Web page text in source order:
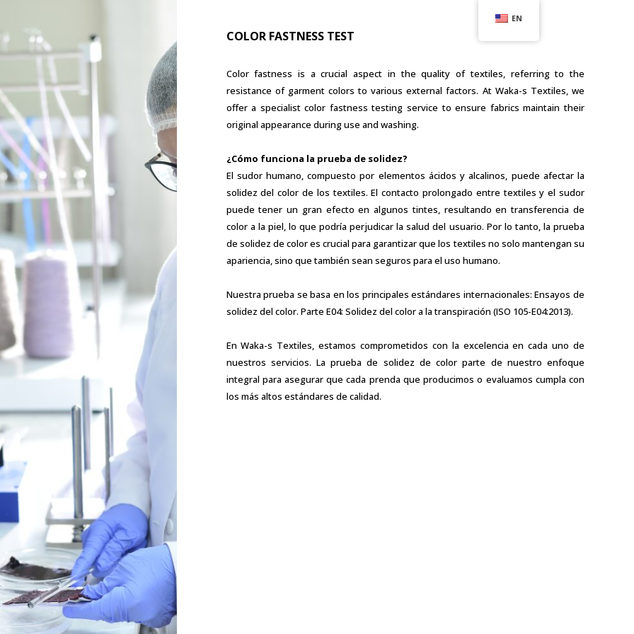
COLOR FASTNESS TEST
Color fastness is a crucial aspect in the quality of textiles, referring to the
resistance of garment colors to various external factors. At Waka-s Textiles, we
offer a specialist color fastness testing service to ensure fabrics maintain their
original appearance during use and washing.
¿Cómo funciona la prueba de solidez?
El sudor humano, compuesto por elementos ácidos y alcalinos, puede afectar la
solidez del color de los textiles. El contacto prolongado entre textiles y el sudor
puede tener un gran efecto en algunos tintes, resultando en transferencia de
color a la piel, lo que podría perjudicar la salud del usuario. Por lo tanto, la prueba
de solidez de color es crucial para garantizar que los textiles no solo mantengan su
apariencia, sino que también sean seguros para el uso humano.
Nuestra prueba se basa en los principales estándares internacionales: Ensayos de
solidez del color. Parte E04: Solidez del color a la transpiración (ISO 105-E04:2013).
En Waka-s Textiles, estamos comprometidos con la excelencia en cada uno de
nuestros servicios. La prueba de solidez de color parte de nuestro enfoque
integral para asegurar que cada prenda que producimos o evaluamos cumpla con
los más altos estándares de calidad.
EN